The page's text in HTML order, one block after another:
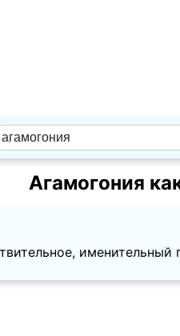
Агамогония
именительный